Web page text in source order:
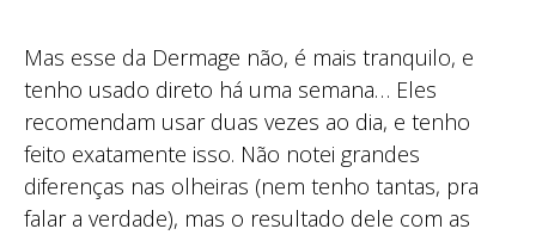
Mas esse da Dermage não, é mais tranquilo, e
tenho usado direto há uma semana… Eles
recomendam usar duas vezes ao dia, e tenho
feito exatamente isso. Não notei grandes
diferenças nas olheiras (nem tenho tantas, pra
falar a verdade), mas o resultado dele com as